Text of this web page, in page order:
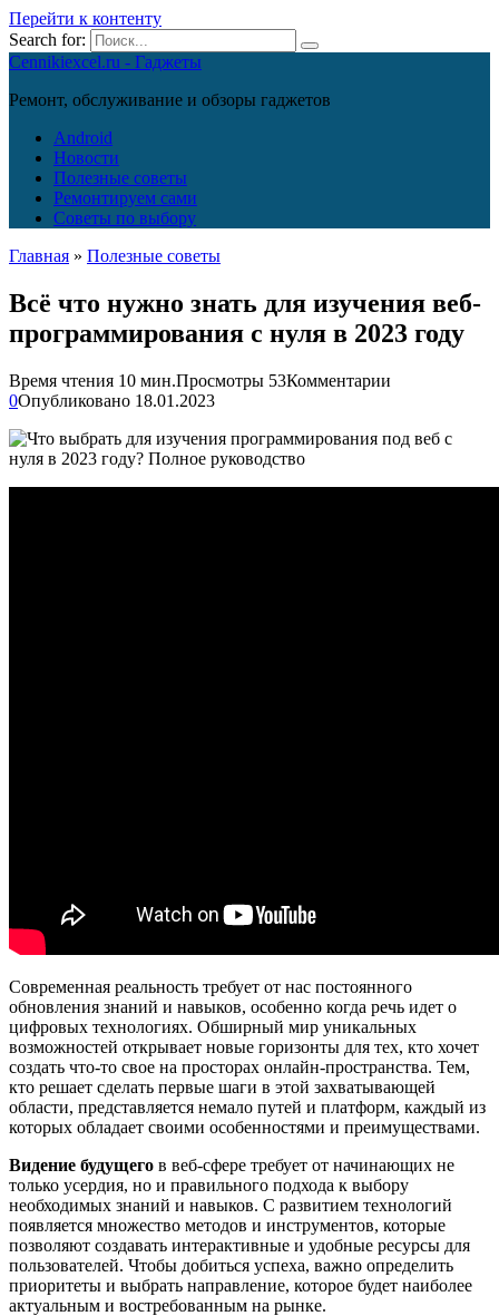
Перейти к контенту
Search for:
Cennikiexcel.ru - Гаджеты
Ремонт, обслуживание и обзоры гаджетов
Android
Новости
Полезные советы
Ремонтируем сами
Советы по выбору
Главная » Полезные советы
Всё что нужно знать для изучения веб-
программирования с нуля в 2023 году
Время чтения 10 мин.Просмотры 53Комментарии
0Опубликовано 18.01.2023
Современная реальность требует от нас постоянного
обновления знаний и навыков, особенно когда речь идет о
цифровых технологиях. Обширный мир уникальных
возможностей открывает новые горизонты для тех, кто хочет
создать что-то свое на просторах онлайн-пространства. Тем,
кто решает сделать первые шаги в этой захватывающей
области, представляется немало путей и платформ, каждый из
которых обладает своими особенностями и преимуществами.
Видение будущего в веб-сфере требует от начинающих не
только усердия, но и правильного подхода к выбору
необходимых знаний и навыков. С развитием технологий
появляется множество методов и инструментов, которые
позволяют создавать интерактивные и удобные ресурсы для
пользователей. Чтобы добиться успеха, важно определить
приоритеты и выбрать направление, которое будет наиболее
актуальным и востребованным на рынке.